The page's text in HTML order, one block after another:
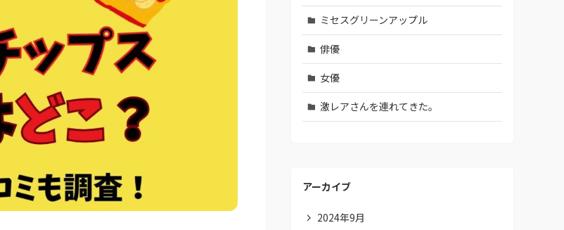
ミセスグリーンアップル
俳優
女優
激レアさんを連れてきた。
アーカイブ
2024年9月